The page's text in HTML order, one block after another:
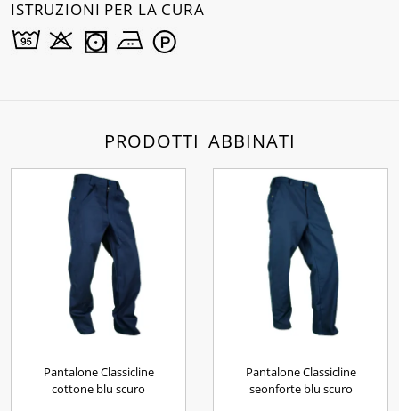
ISTRUZIONI PER LA CURA
PRODOTTI ABBINATI
Pantalone Classicline
cottone blu scuro
Pantalone Classicline
seonforte blu scuro